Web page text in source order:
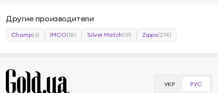
Другие производители
Champ(6) IMCO(18) Silver Match(19) Zippo(274)
УКР РУС